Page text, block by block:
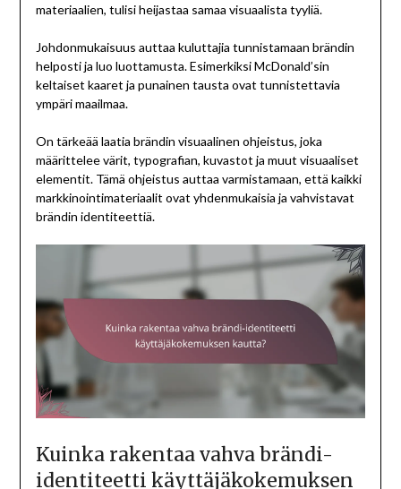
materiaalien, tulisi heijastaa samaa visuaalista tyyliä.
Johdonmukaisuus auttaa kuluttajia tunnistamaan brändin
helposti ja luo luottamusta. Esimerkiksi McDonald’sin
keltaiset kaaret ja punainen tausta ovat tunnistettavia
ympäri maailmaa.
On tärkeää laatia brändin visuaalinen ohjeistus, joka
määrittelee värit, typografian, kuvastot ja muut visuaaliset
elementit. Tämä ohjeistus auttaa varmistamaan, että kaikki
markkinointimateriaalit ovat yhdenmukaisia ja vahvistavat
brändin identiteettiä.
Kuinka rakentaa vahva brändi-
identiteetti käyttäjäkokemuksen